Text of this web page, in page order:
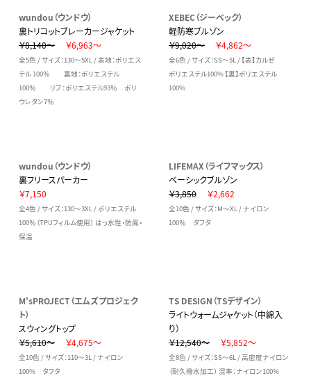
wundou（ウンドウ）
裏トリコットブレーカージャケット
￥8,140～
￥6,963～
全5色 / サイズ：130～5XL / 表地：ポリエス
テル 100％ 裏地：ポリエステル
100％ リブ：ポリエステル93％ ポリ
ウレタン7％
XEBEC（ジーベック）
軽防寒ブルゾン
￥9,020～
￥4,862～
全6色 / サイズ：SS～5L / 【表】カルゼ
ポリエステル100% 【裏】ポリエステル
100%
wundou（ウンドウ）
裏フリースパーカー
￥7,150
全4色 / サイズ：130～3XL / ポリエステル
100％（TPUフィルム使用） はっ水性・防風・
保温
LIFEMAX（ライフマックス）
ベーシックブルゾン
￥3,850
￥2,662
全10色 / サイズ：M～XL / ナイロン
100％ タフタ
M'sPROJECT（エムズプロジェク
ト）
スウィングトップ
￥5,610～
￥4,675～
全10色 / サイズ：110～3L / ナイロン
100% タフタ
TS DESIGN（TSデザイン）
ライトウォームジャケット（中綿入
り）
￥12,540～
￥5,852～
全8色 / サイズ：SS～6L / 高密度ナイロン
（耐久撥水加工） 混率：ナイロン100%